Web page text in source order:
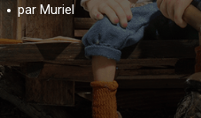
par Muriel